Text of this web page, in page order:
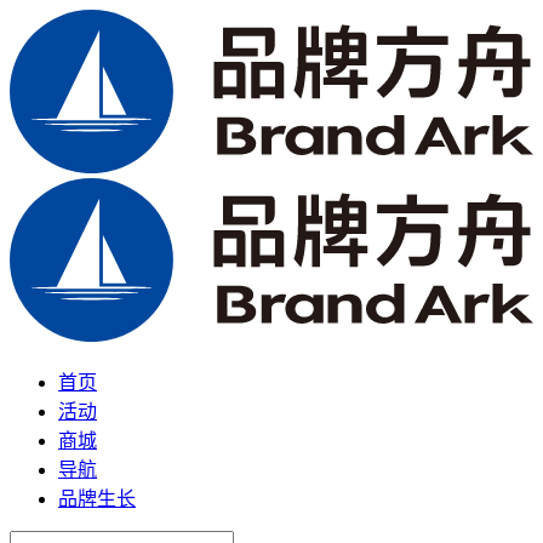
首页
活动
商城
导航
品牌生长